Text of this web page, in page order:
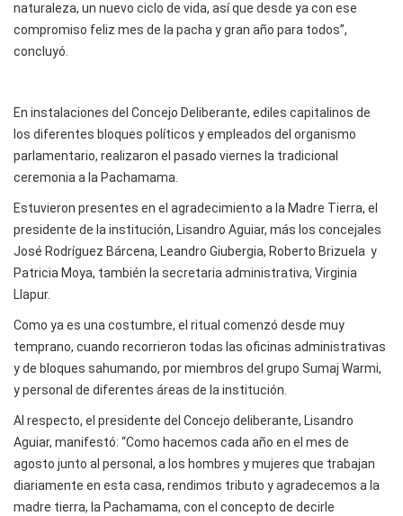
naturaleza, un nuevo ciclo de vida, así que desde ya con ese
compromiso feliz mes de la pacha y gran año para todos”,
concluyó.
En instalaciones del Concejo Deliberante, ediles capitalinos de
los diferentes bloques políticos y empleados del organismo
parlamentario, realizaron el pasado viernes la tradicional
ceremonia a la Pachamama.
Estuvieron presentes en el agradecimiento a la Madre Tierra, el
presidente de la institución, Lisandro Aguiar, más los concejales
José Rodríguez Bárcena, Leandro Giubergia, Roberto Brizuela y
Patricia Moya, también la secretaria administrativa, Virginia
Llapur.
Como ya es una costumbre, el ritual comenzó desde muy
temprano, cuando recorrieron todas las oficinas administrativas
y de bloques sahumando, por miembros del grupo Sumaj Warmi,
y personal de diferentes áreas de la institución.
Al respecto, el presidente del Concejo deliberante, Lisandro
Aguiar, manifestó: “Como hacemos cada año en el mes de
agosto junto al personal, a los hombres y mujeres que trabajan
diariamente en esta casa, rendimos tributo y agradecemos a la
madre tierra, la Pachamama, con el concepto de decirle